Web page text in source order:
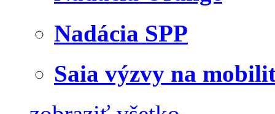
Nadácia SPP
Saia výzvy na